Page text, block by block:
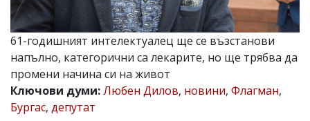
Главен
редактор:
Иван
Колев,
email:
Коментарите
под
61-годишният интелектуалец ще се възстанови
напълно, категорични са лекарите, но ще трябва да
промени начина си на живот
Ключови думи:Любен Дилов, новини, Флагман,
Бургас, депутат